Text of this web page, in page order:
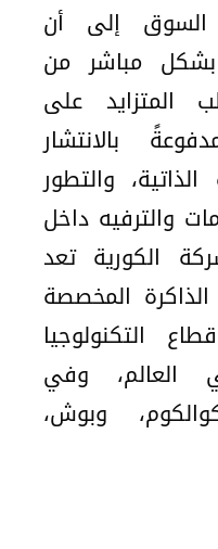
السوق إلى أن
مباشر من
المتزايد على
بالانتشار
والتطور
والترفيه داخل
الكورية تعد
المخصصة
التكنولوجيا
العالم، وفي
وبوش،